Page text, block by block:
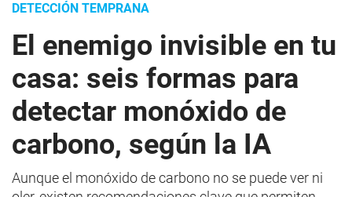
DETECCIÓN TEMPRANA
El enemigo invisible en tu
casa: seis formas para
detectar monóxido de
carbono, según la IA
Aunque el monóxido de carbono no se puede ver ni